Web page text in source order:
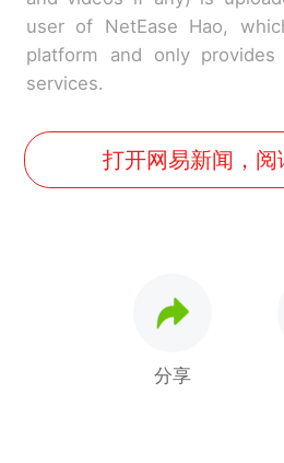
user of NetEase Hao,
platform and only provides
services.
打开网易新闻，阅
分享